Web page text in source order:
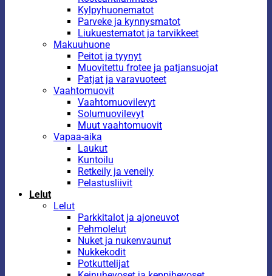
Kylpyhuonematot
Parveke ja kynnysmatot
Liukuestematot ja tarvikkeet
Makuuhuone
Peitot ja tyynyt
Muovitettu frotee ja patjansuojat
Patjat ja varavuoteet
Vaahtomuovit
Vaahtomuovilevyt
Solumuovilevyt
Muut vaahtomuovit
Vapaa-aika
Laukut
Kuntoilu
Retkeily ja veneily
Pelastusliivit
Lelut
Lelut
Parkkitalot ja ajoneuvot
Pehmolelut
Nuket ja nukenvaunut
Nukkekodit
Potkuttelijat